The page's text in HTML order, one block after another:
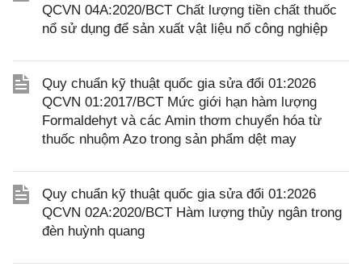
QCVN 04A:2020/BCT Chất lượng tiền chất thuốc
nổ sử dụng để sản xuất vật liệu nổ công nghiệp
Quy chuẩn kỹ thuật quốc gia sửa đổi 01:2026
QCVN 01:2017/BCT Mức giới hạn hàm lượng
Formaldehyt và các Amin thơm chuyển hóa từ
thuốc nhuộm Azo trong sản phẩm dệt may
Quy chuẩn kỹ thuật quốc gia sửa đổi 01:2026
QCVN 02A:2020/BCT Hàm lượng thủy ngân trong
đèn huỳnh quang